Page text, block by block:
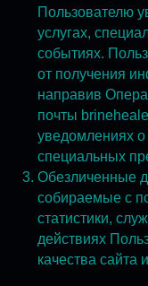
Пользователю
услугах,
событиях.
от получения
направив
почты
уведомлениях о
специальных
Обезличенные
собираемые с
статистики,
действиях
качества сайта